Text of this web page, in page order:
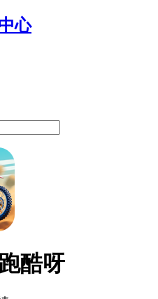
心
酷呀